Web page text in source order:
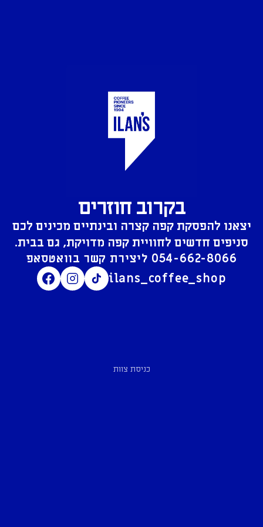
בקרוב חוזרים
יצאנו להפסקת קפה קצרה ובינתיים מכינים לכם
סניפים חדשים לחוויית קפה מדויקת, גם בבית.
054-662-8066
ilans_coffee_shop
כניסת צוות